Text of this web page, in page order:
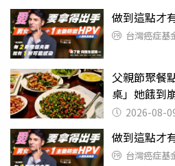
做到這點才
台灣癌症基
父親節聚餐
桌」她餓到
笑話2026-08-
做到這點才
台灣癌症基